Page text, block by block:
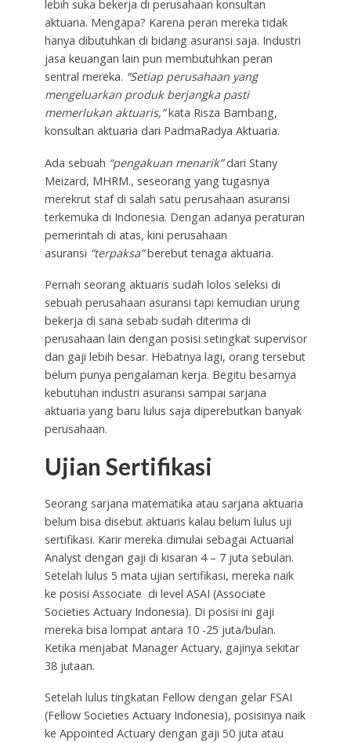
lebih suka bekerja di perusahaan konsultan
aktuaria. Mengapa? Karena peran mereka tidak
hanya dibutuhkan di bidang asuransi saja. Industri
jasa keuangan lain pun membutuhkan peran
sentral mereka. “Setiap perusahaan yang
mengeluarkan produk berjangka pasti
memerlukan aktuaris,”kata Risza Bambang,
konsultan aktuaria dari PadmaRadya Aktuaria.
Ada sebuah “pengakuan menarik”dari Stany
Meizard, MHRM., seseorang yang tugasnya
merekrut staf di salah satu perusahaan asuransi
terkemuka di Indonesia. Dengan adanya peraturan
pemerintah di atas, kini perusahaan
asuransi “terpaksa”berebut tenaga aktuaria.
Pernah seorang aktuaris sudah lolos seleksi di
sebuah perusahaan asuransi tapi kemudian urung
bekerja di sana sebab sudah diterima di
perusahaan lain dengan posisi setingkat supervisor
dan gaji lebih besar. Hebatnya lagi, orang tersebut
belum punya pengalaman kerja. Begitu besarnya
kebutuhan industri asuransi sampai sarjana
aktuaria yang baru lulus saja diperebutkan banyak
perusahaan.
Ujian Sertifikasi
Seorang sarjana matematika atau sarjana aktuaria
belum bisa disebut aktuaris kalau belum lulus uji
sertifikasi. Karir mereka dimulai sebagai Actuarial
Analyst dengan gaji di kisaran 4 – 7 juta sebulan.
Setelah lulus 5 mata ujian sertifikasi, mereka naik
ke posisi Associate di level ASAI (Associate
Societies Actuary Indonesia). Di posisi ini gaji
mereka bisa lompat antara 10 -25 juta/bulan.
Ketika menjabat Manager Actuary, gajinya sekitar
38 jutaan.
Setelah lulus tingkatan Fellow dengan gelar FSAI
(Fellow Societies Actuary Indonesia), posisinya naik
ke Appointed Actuary dengan gaji 50 juta atau